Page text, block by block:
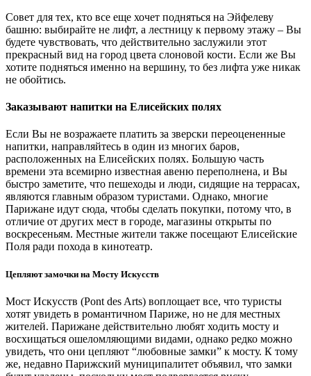
Совет для тех, кто все еще хочет подняться на Эйфелеву
башню: выбирайте не лифт, а лестницу к первому этажу – Вы
будете чувствовать, что действительно заслужили этот
прекрасный вид на город цвета слоновой кости. Если же Вы
хотите подняться именно на вершину, то без лифта уже никак
не обойтись.
Заказывают напитки на Елисейских полях
Если Вы не возражаете платить за зверски переоцененные
напитки, направляйтесь в один из многих баров,
расположенных на Елисейских полях. Большую часть
времени эта всемирно известная авеню переполнена, и Вы
быстро заметите, что пешеходы и люди, сидящие на террасах,
являются главным образом туристами. Однако, многие
Парижане идут сюда, чтобы сделать покупки, потому что, в
отличие от других мест в городе, магазины открыты по
воскресеньям. Местные жители также посещают Елисейские
Поля ради похода в кинотеатр.
Цепляют замочки на Мосту Искусств
Мост Искусств (Pont des Arts) воплощает все, что туристы
хотят увидеть в романтичном Париже, но не для местных
жителей. Парижане действительно любят ходить мосту и
восхищаться ошеломляющими видами, однако редко можно
увидеть, что они цепляют “любовные замки” к мосту. К тому
же, недавно Парижский муниципалитет объявил, что замки